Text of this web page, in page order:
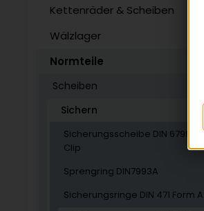
Kettenräder & Scheiben
Wälzlager
Normteile
Scheiben
Sichern
Sicherungsscheibe DIN 6799 E-
Clip
Sprengring DIN7993A
Sicherungsringe DIN 471 Form A